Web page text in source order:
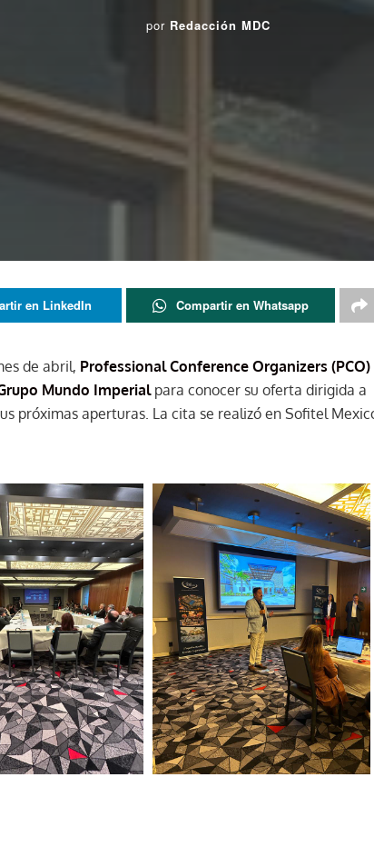
por Redacción MDC
en LinkedIn Compartir en Whatsapp
de abril, Professional Conference Organizers (PCO)
Mundo Imperialpara conocer su oferta dirigida a
próximas aperturas. La cita se realizó en Sofitel